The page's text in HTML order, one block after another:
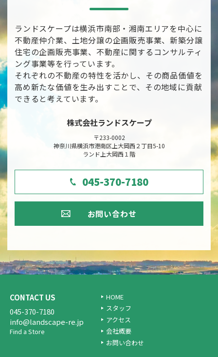
ランドスケープは横浜市南部・湘南エリアを中心に
不動産仲介業、土地分譲の企画販売事業、新築分譲
住宅の企画販売事業、不動産に関するコンサルティ
ング事業等を行っています。
それぞれの不動産の特性を活かし、その商品価値を
高め新たな価値を生み出すことで、その地域に貢献
できると考えています。
株式会社ランドスケープ
〒233-0002
神奈川県横浜市港南区上大岡西２丁目5-10
ランド上大岡西１階
045-370-7180
お問い合わせ
CONTACT US
045-370-7180
info@landscape-re.jp
Find a Store
HOME
スタッフ
アクセス
会社概要
お問い合わせ